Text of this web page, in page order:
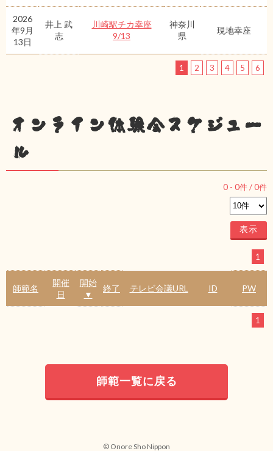
2026
年9月
13日
井上 武
志
川崎駅チカ幸座
9/13
神奈川
県
現地幸座
1 2 3 4 5 6
オンライン体験会スケジュー
ル
0 - 0件 /0件
1
師範名
開催
日
開始
▼
終了 テレビ会議URL ID PW
1
師範一覧に戻る
© Onore Sho Nippon